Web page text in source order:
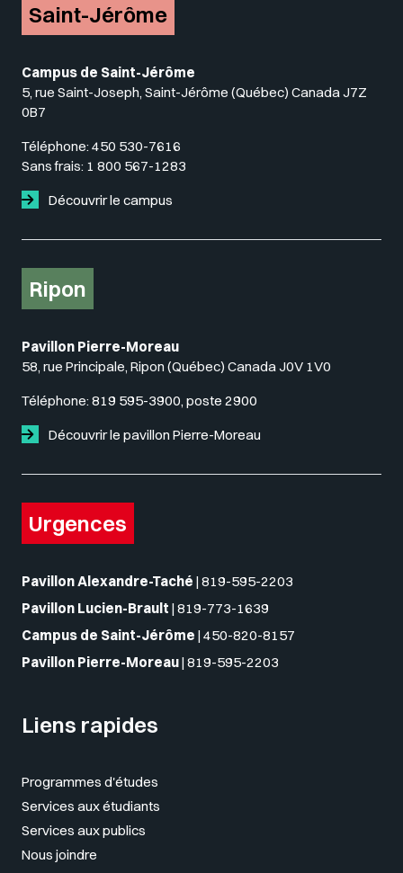
Saint-Jérôme
Campus de Saint-Jérôme
5, rue Saint-Joseph, Saint-Jérôme (Québec) Canada J7Z
0B7
Téléphone: 450 530-7616
Sans frais: 1 800 567-1283
Découvrir le campus
Ripon
Pavillon Pierre-Moreau
58, rue Principale, Ripon (Québec) Canada J0V 1V0
Téléphone: 819 595-3900, poste 2900
Découvrir le pavillon Pierre-Moreau
Urgences
Pavillon Alexandre-Taché | 819-595-2203
Pavillon Lucien-Brault | 819-773-1639
Campus de Saint-Jérôme | 450-820-8157
Pavillon Pierre-Moreau| 819-595-2203
Liens rapides
Programmes d'études
Services aux étudiants
Services aux publics
Nous joindre